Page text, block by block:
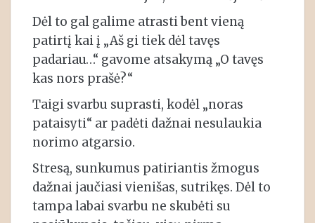
Dėl to gal galime atrasti bent vieną
patirtį kai į „Aš gi tiek dėl tavęs
padariau…“ gavome atsakymą „O tavęs
kas nors prašė?“
Taigi svarbu suprasti, kodėl „noras
pataisyti“ ar padėti dažnai nesulaukia
norimo atgarsio.
Stresą, sunkumus patiriantis žmogus
dažnai jaučiasi vienišas, sutrikęs. Dėl to
tampa labai svarbu ne skubėti su